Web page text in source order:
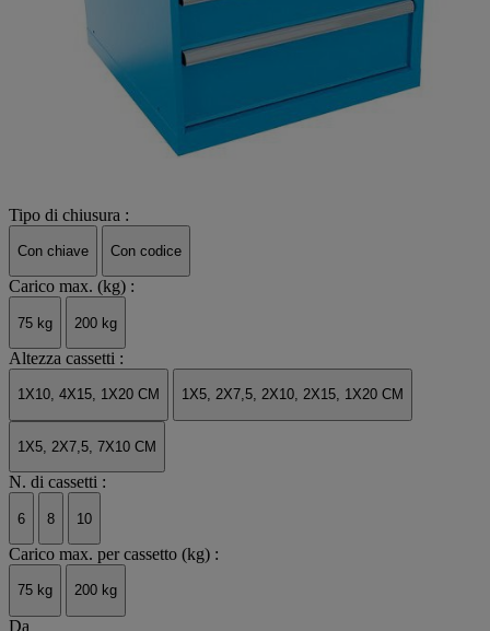
Tipo di chiusura :
Con chiave Con codice
Carico max. (kg) :
75 kg 200 kg
Altezza cassetti :
1X10, 4X15, 1X20 CM 1X5, 2X7,5, 2X10, 2X15, 1X20 CM
1X5, 2X7,5, 7X10 CM
N. di cassetti :
6 8 10
Carico max. per cassetto (kg) :
75 kg 200 kg
Da